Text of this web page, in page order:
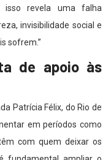
isso revela uma falha
invisibilidade social e
sofrem.”
de apoio às
Patrícia Félix, do Rio de
em períodos como
com quem deixar os